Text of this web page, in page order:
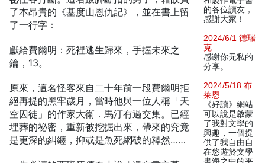
了本昂貴的《基度山恩仇記》，並在書上留
了一行字：
獻給費爾明：死裡逃生歸來，手握未來之
鑰，13。
原來，這名怪客來自二十年前一段費爾明拒
絕再提的黑牢歲月，當時他與一位人稱「天
空囚徒」的作家大衛．馬汀有過交集。已經
埋葬的祕密，重新被挖掘出來，帶來的究竟
是更深的糾纏，抑或是魚死網破的釋然……
的各位讀友，
感謝大家！
2024/6/1 德瑞
克
感谢你无私的
分享。
2024/5/18 布
莱恩
《好讀》網站
可以說是啟蒙
了我對文學的
興趣，一個提
供了我自由自
在悠遊於文學